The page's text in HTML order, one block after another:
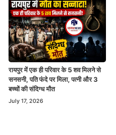
रायपुर में एक ही परिवार के 5 शव मिलने से
सनसनी, पति फंदे पर मिला, पत्नी और 3
बच्चों की संदिग्ध मौत
July 17, 2026